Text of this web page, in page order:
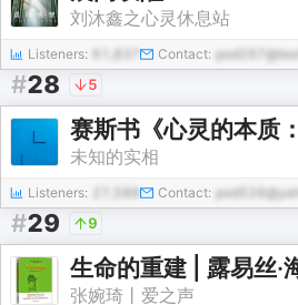
刘沐鑫之心灵休息站
Listeners: Contact:
#28 5
赛斯书《心灵的本质
未知的实相
Listeners: Contact:
#29 9
生命的重建 | 露易丝·
张婉琦丨爱之声